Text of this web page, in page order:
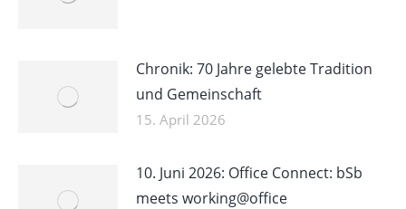
Chronik: 70 Jahre gelebte Tradition
und Gemeinschaft
15. April 2026
10. Juni 2026: Office Connect: bSb
meets working@office